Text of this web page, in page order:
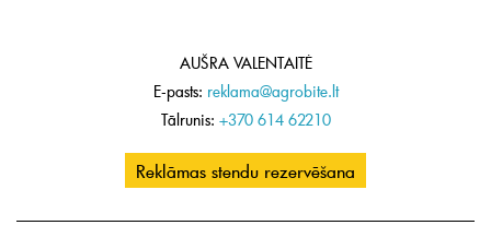
AUŠRA VALENTAITĖ
E-pasts: reklama@agrobite.lt
Tālrunis: +370 614 62210
Reklāmas stendu rezervēšana